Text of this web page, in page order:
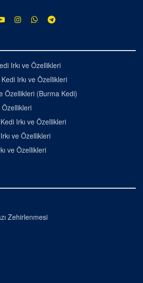
Irkı ve Özellikleri
Irkı ve Özellikleri
Özellikleri (Burma Kedi)
Özellikleri
Irkı ve Özellikleri
ve Özellikleri
ve Özellikleri
Zehirlenmesi